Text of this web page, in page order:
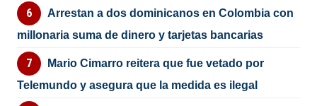
Arrestan a dos dominicanos en Colombia con
millonaria suma de dinero y tarjetas bancarias
Mario Cimarro reitera que fue vetado por
Telemundo y asegura que la medida es ilegal